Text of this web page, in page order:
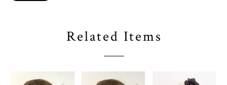
Related Items